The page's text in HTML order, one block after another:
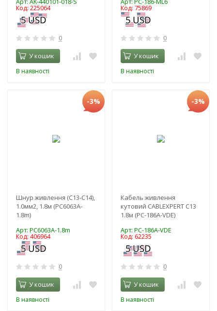
Код: 225064
0
У кошик
В наявності
Код: 75869
0
У кошик
В наявності
-3%
Шнур живлення (С13-C14),
1.0мм2, 1.8м (PC6063A-
1.8m)
Арт: PC6063A-1.8m
Код: 406964
0
У кошик
В наявності
-3%
Кабель живлення
кутовий CABLEXPERT C13
1.8м (PC-186A-VDE)
Арт: PC-186A-VDE
Код: 62235
0
У кошик
В наявності